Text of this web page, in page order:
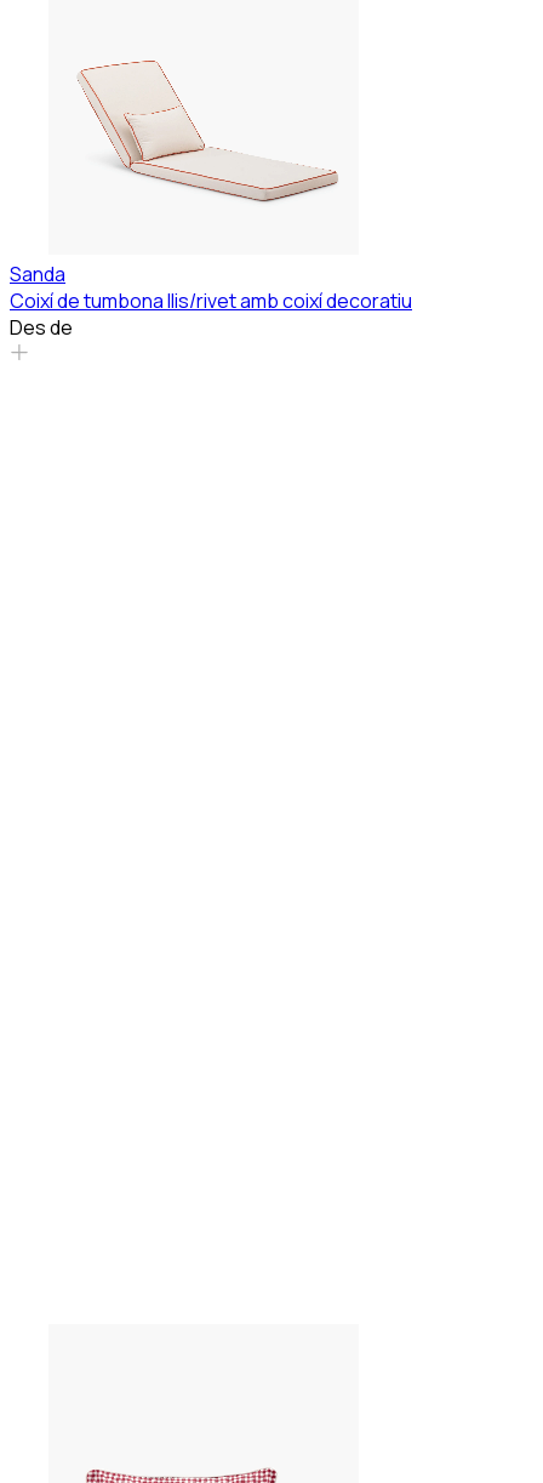
Sanda
Coixí de tumbona llis/rivet amb coixí decoratiu
Des de